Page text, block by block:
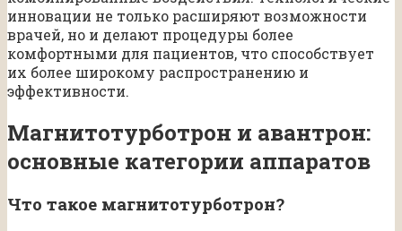
инновации не только расширяют возможности
врачей, но и делают процедуры более
комфортными для пациентов, что способствует
их более широкому распространению и
эффективности.
Магнитотурботрон и авантрон:
основные категории аппаратов
Что такое магнитотурботрон?